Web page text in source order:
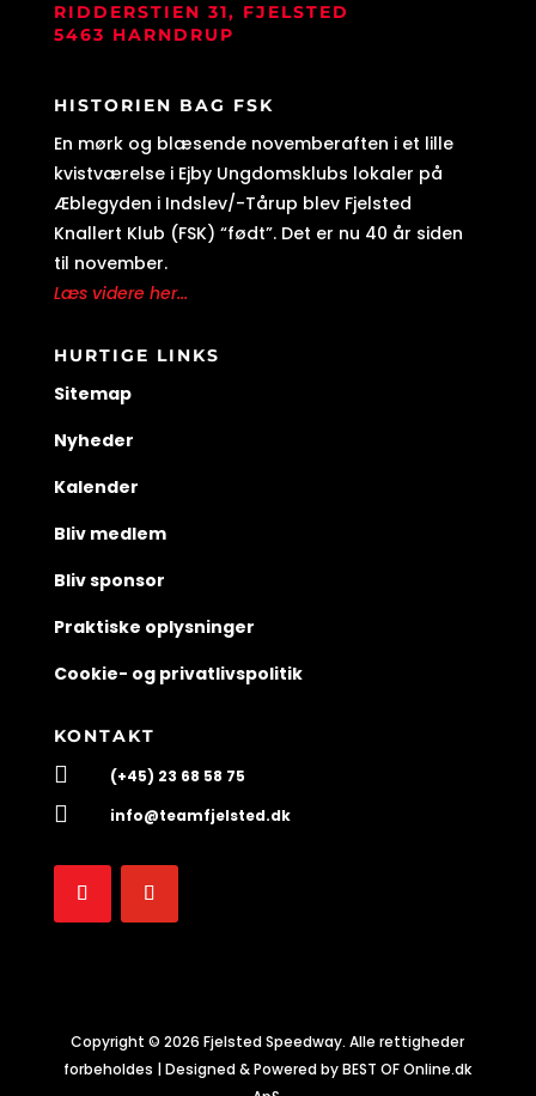
RIDDERSTIEN 31, FJELSTED
5463 HARNDRUP
HISTORIEN BAG FSK
En mørk og blæsende novemberaften i et lille
kvistværelse i Ejby Ungdomsklubs lokaler på
Æblegyden i Indslev/-Tårup blev Fjelsted
Knallert Klub (FSK) “født”. Det er nu 40 år siden
til november.
Læs videre her...
HURTIGE LINKS
Sitemap
Nyheder
Kalender
Bliv medlem
Bliv sponsor
Praktiske oplysninger
Cookie- og privatlivspolitik
KONTAKT
 (+45) 23 68 58 75
 info@teamfjelsted.dk
Copyright © 2026 Fjelsted Speedway. Alle rettigheder
forbeholdes | Designed & Powered by BEST OF Online.dk